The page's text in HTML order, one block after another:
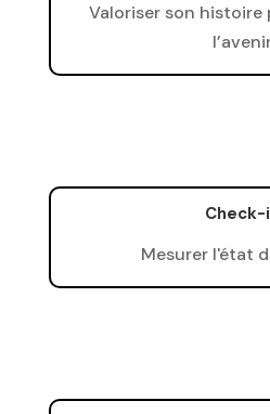
Valoriser son
Check-
Mesurer l'état